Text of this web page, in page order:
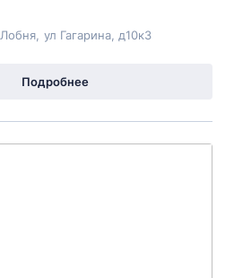
Лобня ул Гагарина , д10к3
Подробнее